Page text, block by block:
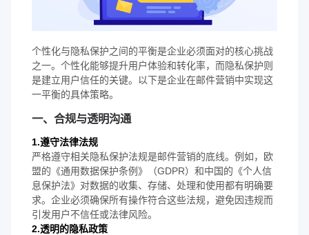
个性化与隐私保护之间的平衡是企业必须面对的核心挑战
之一。个性化能够提升用户体验和转化率，而隐私保护则
是建立用户信任的关键。以下是企业在邮件营销中实现这
一平衡的具体策略。
一、合规与透明沟通
1.遵守法律法规
严格遵守相关隐私保护法规是邮件营销的底线。例如，欧
盟的《通用数据保护条例》（GDPR）和中国的《个人信
息保护法》对数据的收集、存储、处理和使用都有明确要
求。企业必须确保所有操作符合这些法规，避免因违规而
引发用户不信任或法律风险。
2.透明的隐私政策